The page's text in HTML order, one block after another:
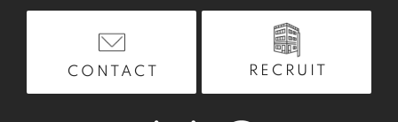
CONTACT RECRUIT